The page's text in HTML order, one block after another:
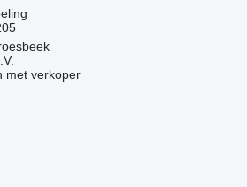
met verkoper